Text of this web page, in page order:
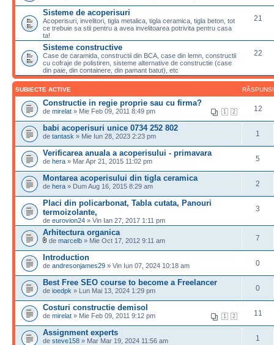
Sisteme de acoperisuri
Acoperisuri, invelitori, tigla metalica, tigla ceramica, tigla beton, tot
ce trebuie sa stii pentru a avea invelitoarea potrivita pentru casa
ta!
21
Sisteme constructive
Case de caramida, constructii din BCA, case din lemn, constructii
cu cofraje de polistiren, sisteme alternative de constructie (case
din paie, din containere, din pamant batut), etc
22
SUBIECTE ACTIVE
Constructie in regie proprie sau cu firma?
1 2
de mirelat » Mie Feb 09, 2011 8:49 pm 12
babi acoperisuri unice 0734 252 802
de tantask » Mie Iun 28, 2023 2:23 pm 1
Verificarea anuala a acoperisului - primavara
de hera » Mar Apr 21, 2015 11:02 pm 5
Montarea acoperisului din tigla ceramica
de hera » Dum Aug 16, 2015 8:29 am 2
Placi din policarbonat, Tabla cutata, Panouri
termoizolante,
de eurovion24 » Vin Ian 27, 2017 1:11 pm
3
Arhitectura organica
de marcelb » Mie Oct 17, 2012 9:11 am 7
Introduction
de andresonjames29 » Vin Iun 07, 2024 10:18 am 0
Best Free SEO course to become a Freelancer
de ioedpk » Lun Mai 13, 2024 1:29 pm 0
Costuri constructie demisol
1 2
de mirelat » Mie Feb 09, 2011 9:12 pm 11
Assignment experts
de steve158 » Mar Mar 19, 2024 11:56 am 1